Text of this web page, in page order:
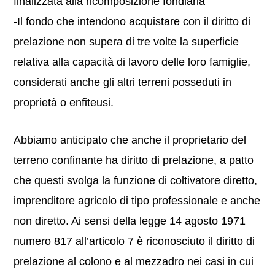
-Il fondo che intendono acquistare con il diritto di
prelazione non supera di tre volte la superficie
relativa alla capacità di lavoro delle loro famiglie,
considerati anche gli altri terreni posseduti in
proprietà o enfiteusi.
Abbiamo anticipato che anche il proprietario del
terreno confinante ha diritto di prelazione, a patto
che questi svolga la funzione di coltivatore diretto,
imprenditore agricolo di tipo professionale e anche
non diretto. Ai sensi della legge 14 agosto 1971
numero 817 all’articolo 7 è riconosciuto il diritto di
prelazione al colono e al mezzadro nei casi in cui